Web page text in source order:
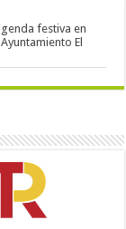
festiva en
El